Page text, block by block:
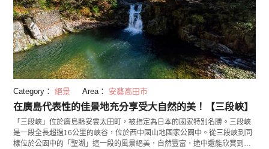
Category： 絕景 Area： 安藝高田市
在廣島代表性的佳景地充分享受大自然的美！【三段峽】
「三段峽」位於廣島縣安雲太田町，被指定為日本的國家特別名勝。三段峽
是一段全長超過16公里的峽谷，位於西中國山地國家公園中。從三段峽到同
樣位於公園中的「聖湖」這一段的風景絕美，自然豐富，途中還能欣賞到美